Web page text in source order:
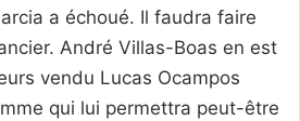
a échoué. Il faudra faire
André Villas-Boas en est
vendu Lucas Ocampos
qui lui permettra peut-être